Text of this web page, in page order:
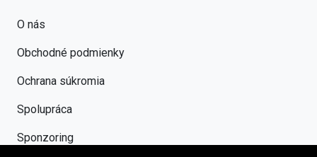
O nás
Obchodné podmienky
Ochrana súkromia
Spolupráca
Sponzoring